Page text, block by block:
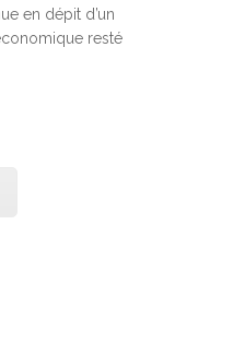
en dépit d’un
resté